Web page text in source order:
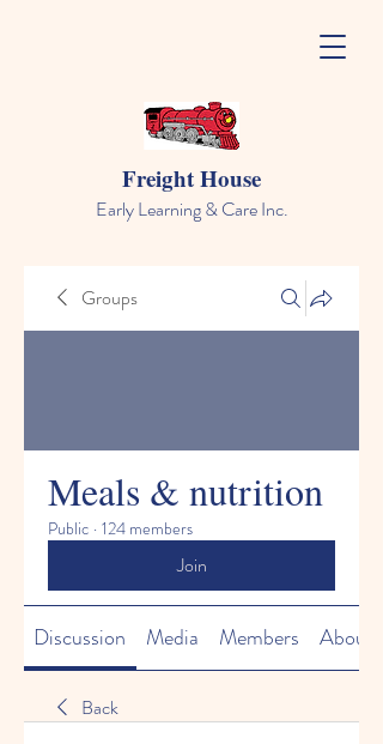
Freight House
Early Learning & Care Inc.
Groups
Meals & nutrition
Public · 124 members
Join
Discussion Media Members About
Back